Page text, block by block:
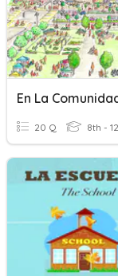
En La
20 Q 8th -